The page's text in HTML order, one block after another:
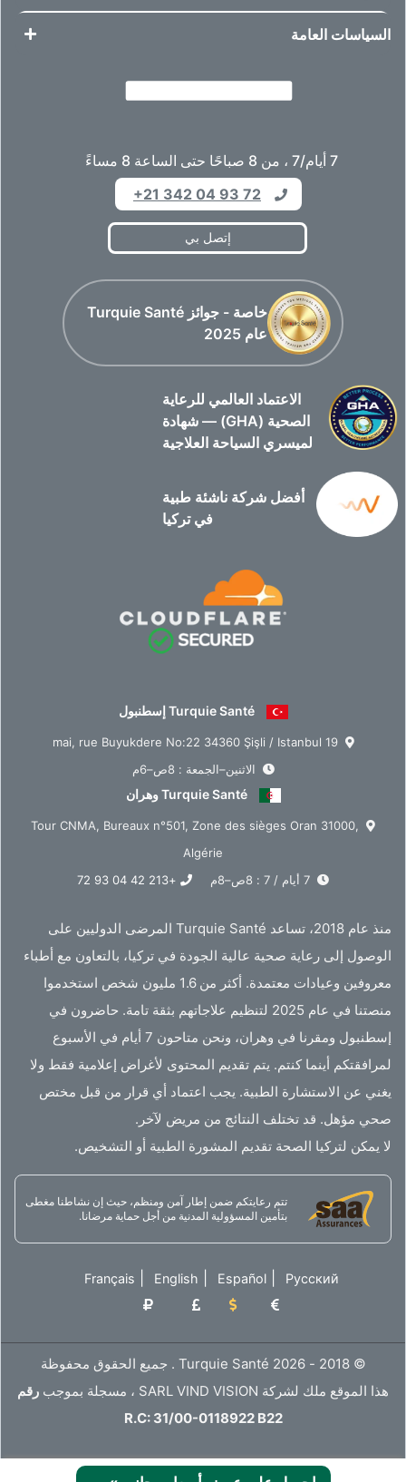
السياسات العامة
7 أيام/7 ، من 8 صباحًا حتى الساعة 8 مساءً
+21 342 04 93 72
إتصل بي
خاصة - جوائز Turquie Santé
عام 2025
الاعتماد العالمي للرعاية
الصحية (GHA) — شهادة
لميسري السياحة العلاجية
أفضل شركة ناشئة طبية
في تركيا
Turquie Santé إسطنبول
19 mai, rue Buyukdere No:22 34360 Şişli / Istanbul
الاثنين–الجمعة : 8ص–6م
Turquie Santé وهران
Tour CNMA, Bureaux n°501, Zone des sièges Oran 31000,
Algérie
+213 42 04 93 72
منذ عام 2018، تساعد Turquie Santé المرضى الدوليين على
الوصول إلى رعاية صحية عالية الجودة في تركيا، بالتعاون مع أطباء
معروفين وعيادات معتمدة. أكثر من 1.6 مليون شخص استخدموا
منصتنا في عام 2025 لتنظيم علاجاتهم بثقة تامة. حاضرون في
إسطنبول ومقرنا في وهران، ونحن متاحون 7 أيام في الأسبوع
لمرافقتكم أينما كنتم. يتم تقديم المحتوى لأغراض إعلامية فقط ولا
يغني عن الاستشارة الطبية. يجب اعتماد أي قرار من قبل مختص
صحي مؤهل. قد تختلف النتائج من مريض لآخر.
لا يمكن لتركيا الصحة تقديم المشورة الطبية أو التشخيص.
تتم رعايتكم ضمن إطار آمن ومنظم، حيث إن نشاطنا مغطى
بتأمين المسؤولية المدنية من أجل حماية مرضانا.
Français English Español| Русский
© 2018 - 2026 Turquie Santé . جميع الحقوق محفوظة
هذا الموقع ملك لشركة SARL VIND VISION ، مسجلة بموجب
رقم
R.C: 31/00-0118922 B22